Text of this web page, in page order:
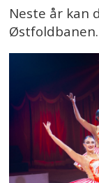
Neste år kan
Østfoldbanen.